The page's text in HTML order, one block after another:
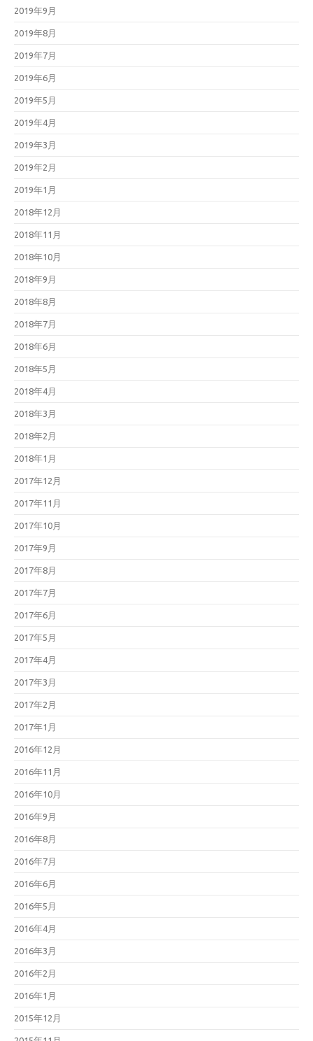
2019年9月
2019年8月
2019年7月
2019年6月
2019年5月
2019年4月
2019年3月
2019年2月
2019年1月
2018年12月
2018年11月
2018年10月
2018年9月
2018年8月
2018年7月
2018年6月
2018年5月
2018年4月
2018年3月
2018年2月
2018年1月
2017年12月
2017年11月
2017年10月
2017年9月
2017年8月
2017年7月
2017年6月
2017年5月
2017年4月
2017年3月
2017年2月
2017年1月
2016年12月
2016年11月
2016年10月
2016年9月
2016年8月
2016年7月
2016年6月
2016年5月
2016年4月
2016年3月
2016年2月
2016年1月
2015年12月